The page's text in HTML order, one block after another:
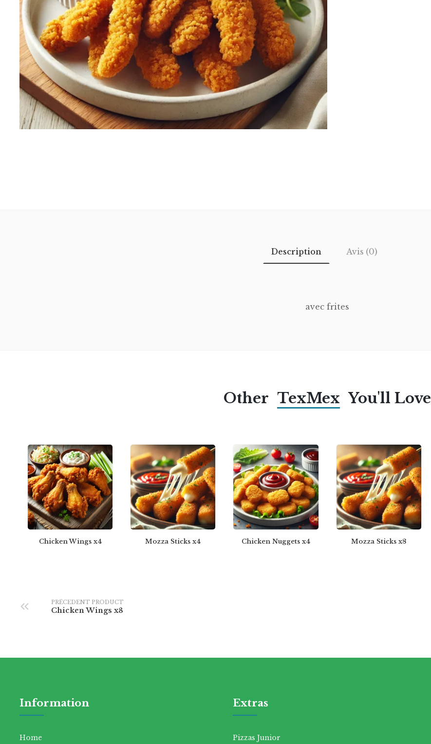
Description Avis (0)
avec frites
Other TexMex You'll Love
Chicken Wings x4 Mozza Sticks x4 Chicken Nuggets x4 Mozza Sticks x8
PRÉCEDENT PRODUCT
Chicken Wings x8
Information
Home
Extras
Pizzas Junior